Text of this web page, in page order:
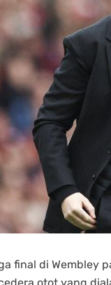
final di Wembley